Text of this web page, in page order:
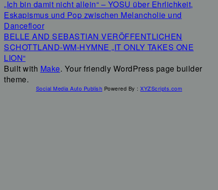
„Ich bin damit nicht allein“ – YOSU über Ehrlichkeit,
Eskapismus und Pop zwischen Melancholie und
Dancefloor
BELLE AND SEBASTIAN VERÖFFENTLICHEN
SCHOTTLAND-WM-HYMNE „IT ONLY TAKES ONE
LION“
Built with Make. Your friendly WordPress page builder
theme.
Social Media Auto Publish Powered By :XYZScripts.com